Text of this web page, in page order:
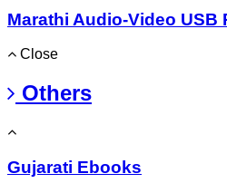
Marathi Audio-Video USB
Close
Others
Gujarati Ebooks